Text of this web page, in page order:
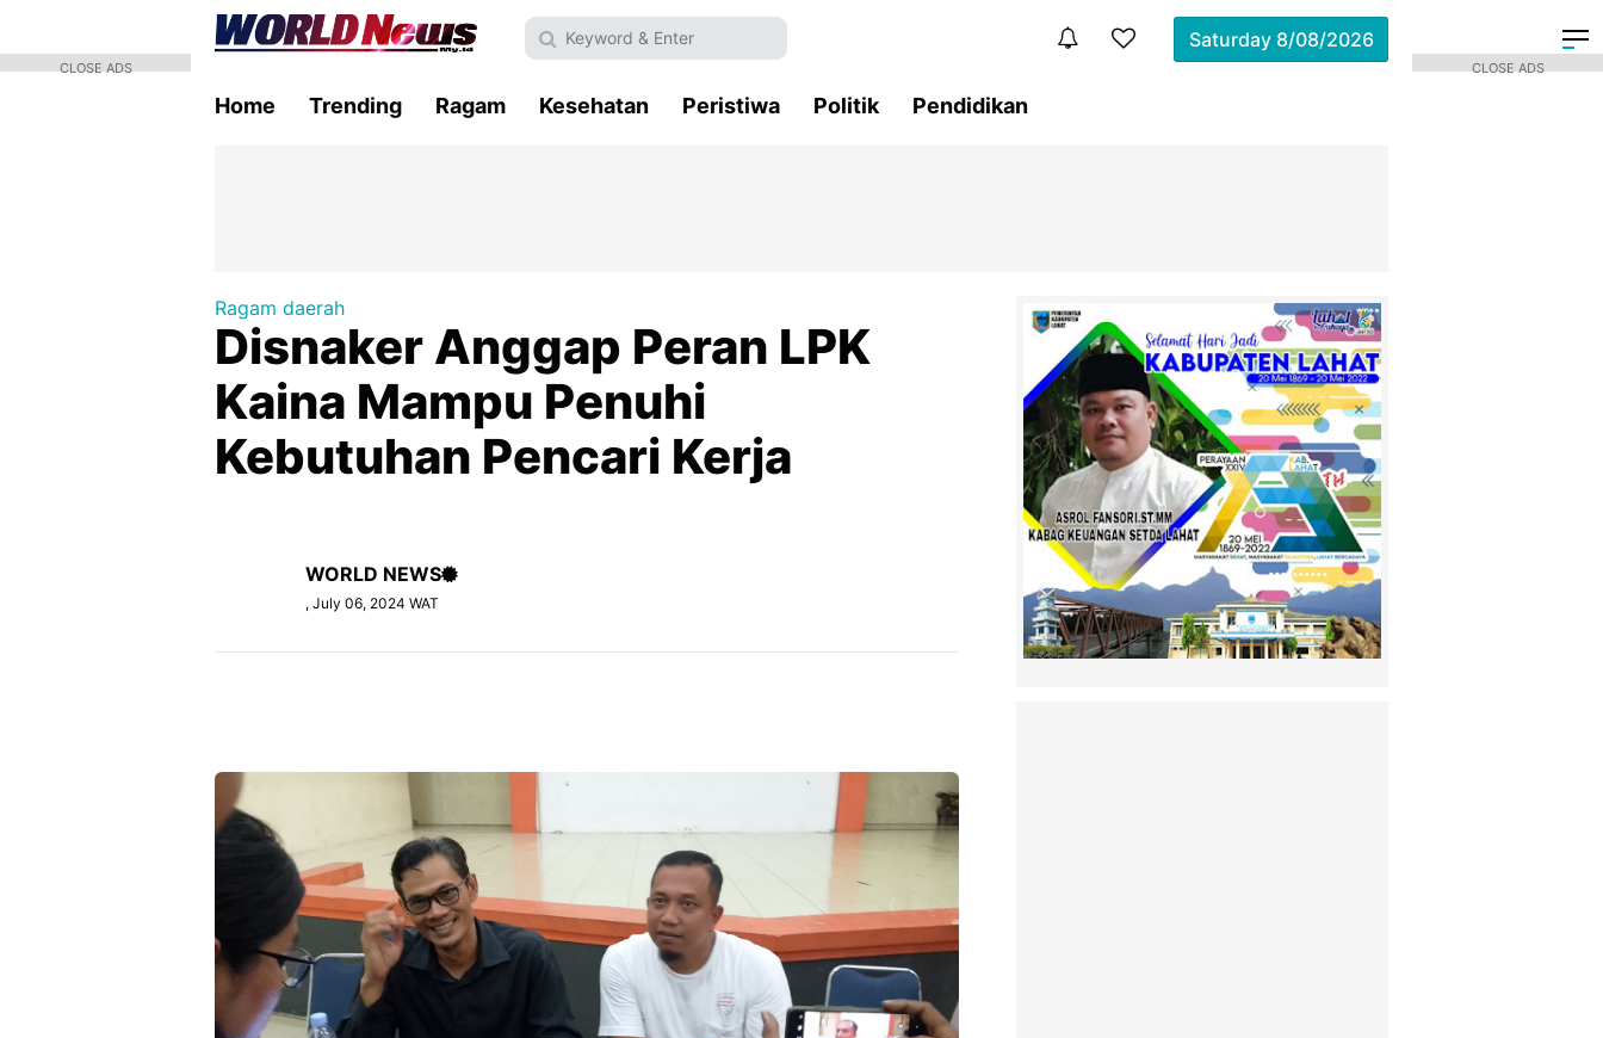
Saturday 8/08/2026
Home Trending Ragam Kesehatan Peristiwa Politik Pendidikan
Ragam daerah
Disnaker Anggap Peran LPK
Kaina Mampu Penuhi
Kebutuhan Pencari Kerja
WORLD NEWS
, July 06, 2024 WAT
CLOSE ADS CLOSE ADS